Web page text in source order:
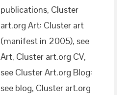
publications, Cluster
art.org Art: Cluster art
(manifest in 2005), see
Art, Cluster art.org CV,
see Cluster Art.org Blog:
see blog, Cluster art.org